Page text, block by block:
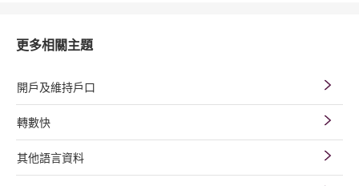
更多相關主題
開戶及維持戶口
轉數快
其他語言資料